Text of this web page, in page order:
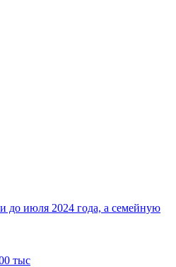
до июля 2024 года, а семейную
тыс